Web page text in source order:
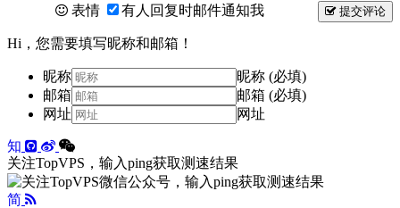
提交评论
表情 有人回复时邮件通知我
Hi，您需要填写昵称和邮箱！
昵称
昵称 (必填)
邮箱
邮箱 (必填)
网址
网址
知
关注TopVPS，输入ping获取测速结果
简